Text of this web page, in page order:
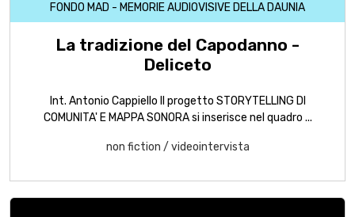
FONDO MAD - MEMORIE AUDIOVISIVE DELLA DAUNIA
La tradizione del Capodanno -
Deliceto
Int. Antonio Cappiello Il progetto STORYTELLING DI
COMUNITA' E MAPPA SONORA si inserisce nel quadro ...
non fiction / videointervista